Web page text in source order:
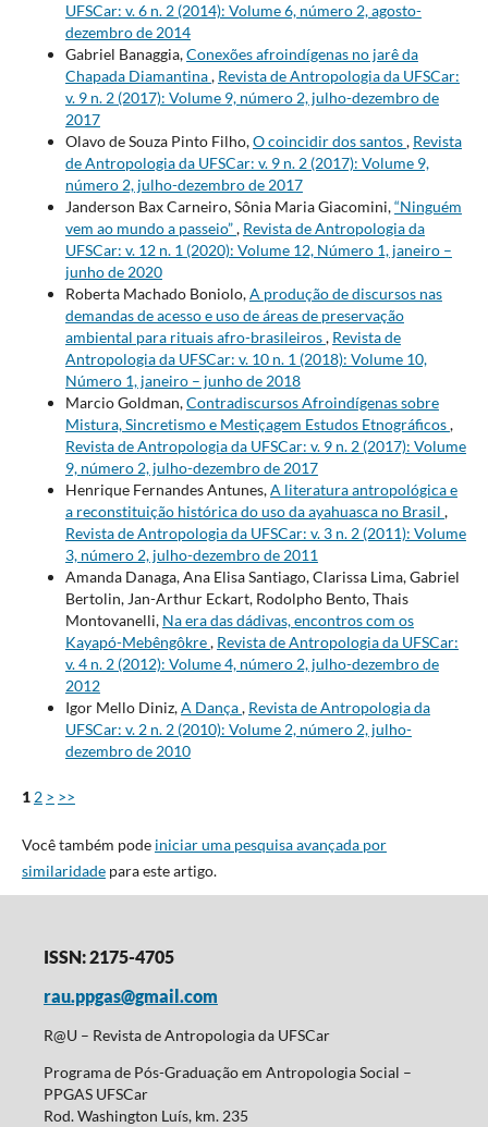
UFSCar: v. 6 n. 2 (2014): Volume 6, número 2, agosto-
dezembro de 2014
Gabriel Banaggia,Conexões afroindígenas no jarê da
Chapada Diamantina, Revista de Antropologia da UFSCar:
v. 9 n. 2 (2017): Volume 9, número 2, julho-dezembro de
2017
Olavo de Souza Pinto Filho,O coincidir dos santos, Revista
de Antropologia da UFSCar: v. 9 n. 2 (2017): Volume 9,
número 2, julho-dezembro de 2017
Janderson Bax Carneiro, Sônia Maria Giacomini,“Ninguém
vem ao mundo a passeio”, Revista de Antropologia da
UFSCar: v. 12 n. 1 (2020): Volume 12, Número 1, janeiro –
junho de 2020
Roberta Machado Boniolo,A produção de discursos nas
demandas de acesso e uso de áreas de preservação
ambiental para rituais afro-brasileiros, Revista de
Antropologia da UFSCar: v. 10 n. 1 (2018): Volume 10,
Número 1, janeiro – junho de 2018
Marcio Goldman,Contradiscursos Afroindígenas sobre
Mistura, Sincretismo e Mestiçagem Estudos Etnográficos,
Revista de Antropologia da UFSCar: v. 9 n. 2 (2017): Volume
9, número 2, julho-dezembro de 2017
Henrique Fernandes Antunes,A literatura antropológica e
a reconstituição histórica do uso da ayahuasca no Brasil ,
Revista de Antropologia da UFSCar: v. 3 n. 2 (2011): Volume
3, número 2, julho-dezembro de 2011
Amanda Danaga, Ana Elisa Santiago, Clarissa Lima, Gabriel
Bertolin, Jan-Arthur Eckart, Rodolpho Bento, Thais
Montovanelli, Na era das dádivas, encontros com os
Kayapó-Mebêngôkre, Revista de Antropologia da UFSCar:
v. 4 n. 2 (2012): Volume 4, número 2, julho-dezembro de
2012
Igor Mello Diniz,A Dança, Revista de Antropologia da
UFSCar: v. 2 n. 2 (2010): Volume 2, número 2, julho-
dezembro de 2010
1 2 > >>
Você também pode iniciar uma pesquisa avançada por
similaridadepara este artigo.
ISSN: 2175-4705
rau.ppgas@gmail.com
R@U – Revista de Antropologia da UFSCar
Programa de Pós-Graduação em Antropologia Social –
PPGAS UFSCar
Rod. Washington Luís, km. 235